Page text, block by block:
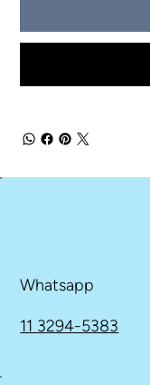
Whatsapp
11 3294-5383